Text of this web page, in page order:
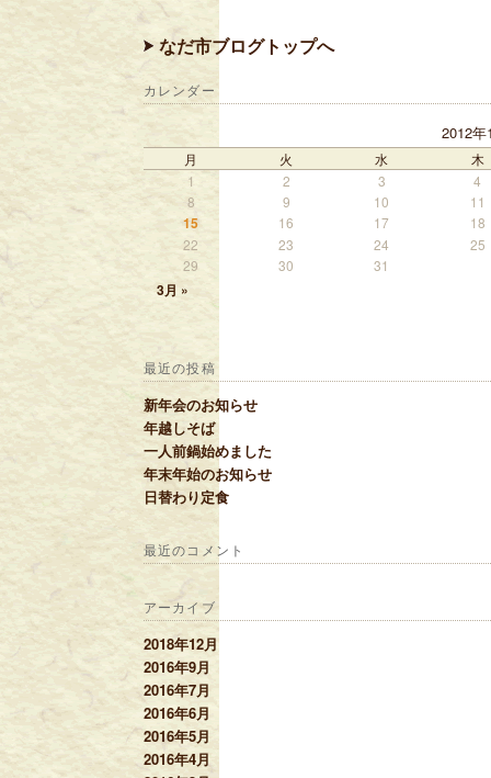
なだ市ブログトップへ
カレンダー
2012年
月 火 水
木
1
2 3
4
8
9 10 11
15 16 17
18
22
23 24
25
29
30 31
3月 »
最近の投稿
新年会のお知らせ
年越しそば
一人前鍋始めました
年末年始のお知らせ
日替わり定食
最近のコメント
アーカイブ
2018年12月
2016年9月
2016年7月
2016年6月
2016年5月
2016年4月